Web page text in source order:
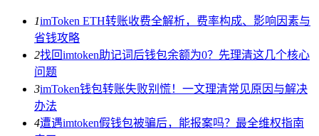
1imToken ETH转账收费全解析，费率构成、影响因素与
省钱攻略
2找回imtoken助记词后钱包余额为0？先理清这几个核心
问题
3imToken钱包转账失败别慌！一文理清常见原因与解决
办法
4遭遇imtoken假钱包被骗后，能报案吗？最全维权指南